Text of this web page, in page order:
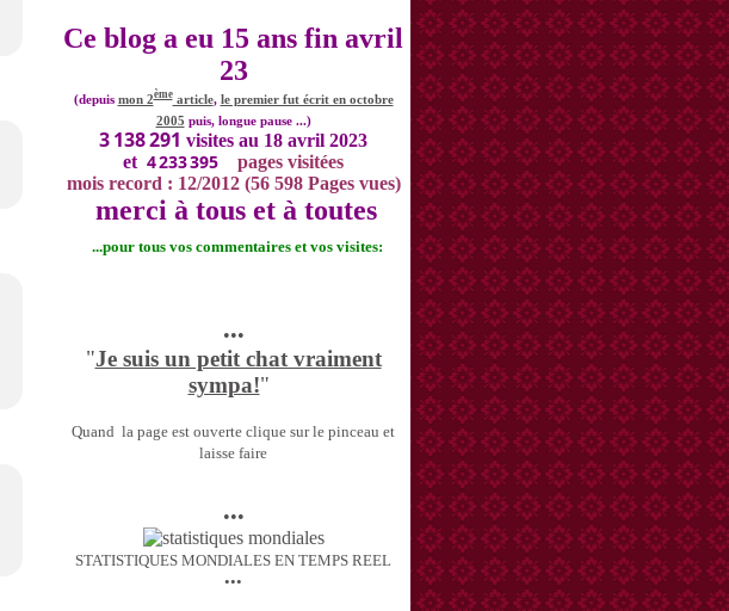
Ce blog a eu 15 ans fin avril
23
(depuis mon 2èmearticle, le premier fut écrit en octobre
2005 puis, longue pause ...)
3 138 291 visites au 18 avril 2023
et 4 233 395
pages visitées
mois record : 12/2012 (56 598 Pages vues)
merci à tous et à toutes
...pour tous vos commentaires et vos visites:
•••
"Je suis un petit chat vraiment
sympa!"
Quand la page est ouverte clique sur le pinceau et
laisse faire
•••
STATISTIQUES MONDIALES EN TEMPS REEL
•••